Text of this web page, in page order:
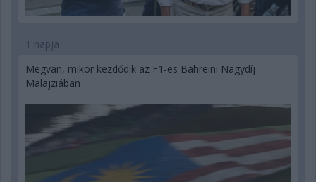
1 napja
Megvan, mikor kezdődik az F1-es Bahreini Nagydíj
Malajziában